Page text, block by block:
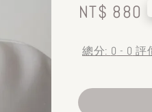
Regular
NT$ 880
總分: 0 - 0 評